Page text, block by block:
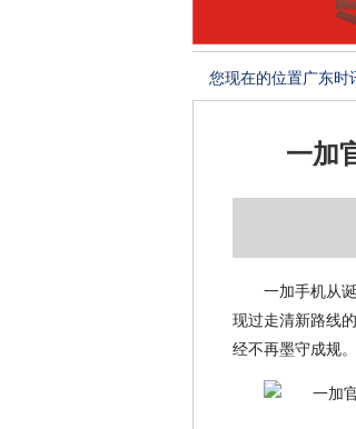
您现在的位置广东时
一加
一加手机从
现过走清新路线
经不再墨守成规。